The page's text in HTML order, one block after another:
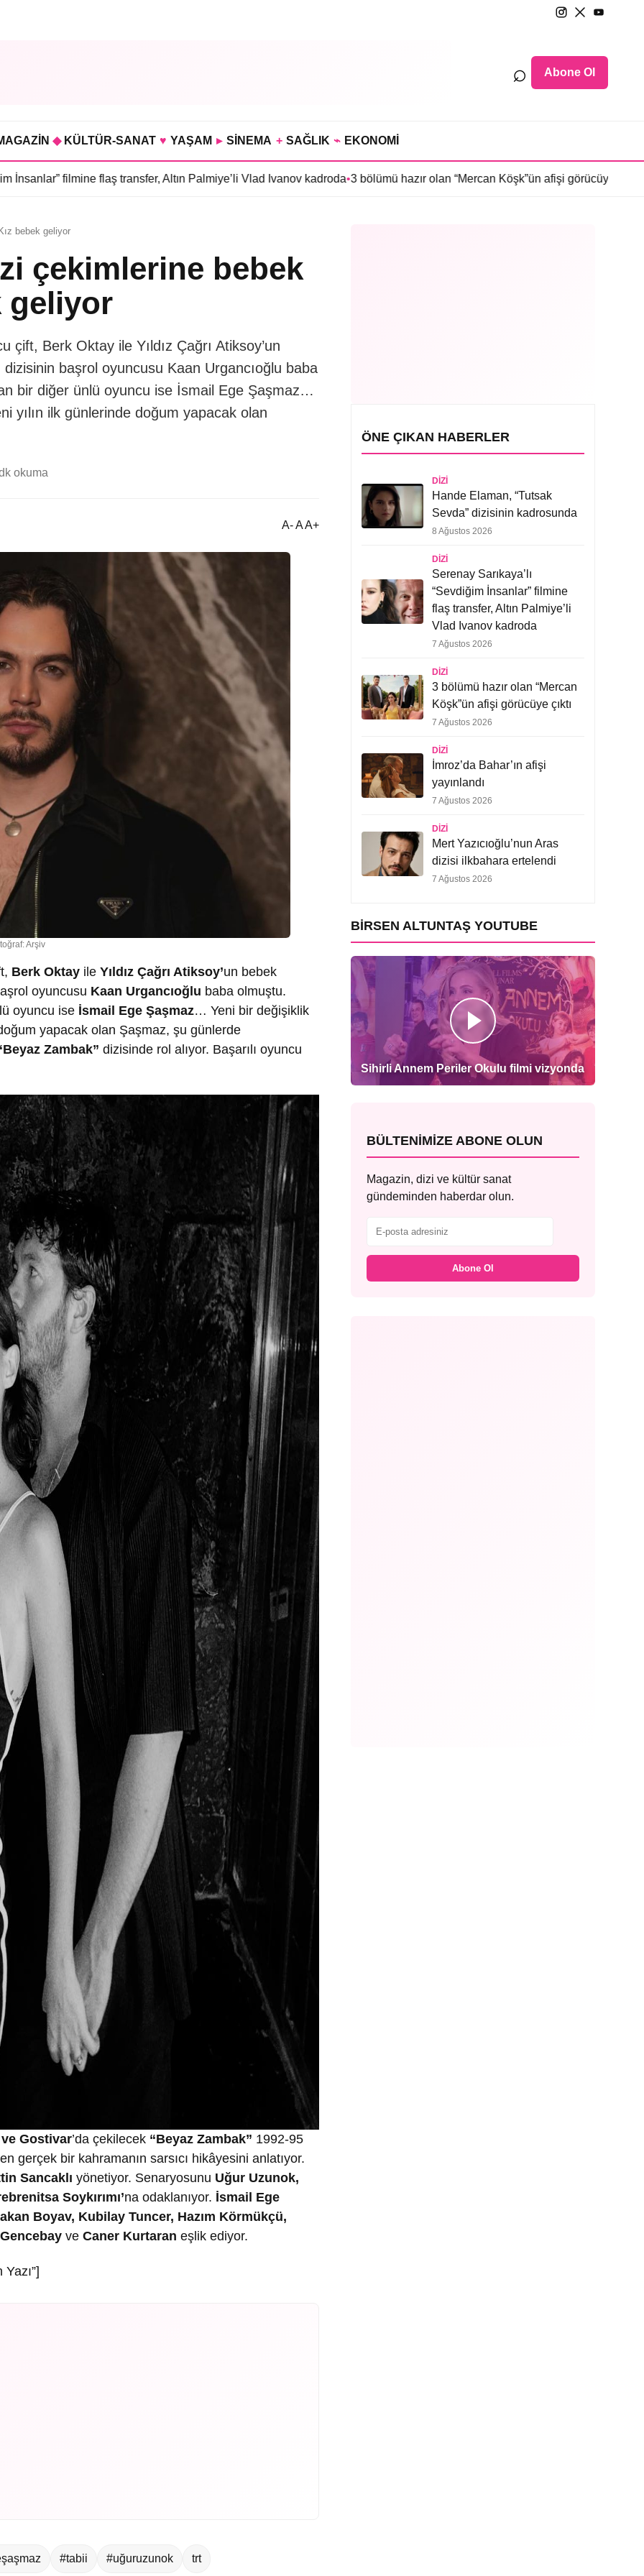
⌕ Abone Ol
◆ KÜLTÜR-SANAT ♥ YAŞAM ▸ SİNEMA + SAĞLIK ⌁ EKONOMİ
filmine flaş transfer, Altın Palmiye’li Vlad Ivanov kadroda•3 bölümü hazır olan “Mercan Köşk”ün afişi görücüye çıktı•İmroz’da
bebek geliyor
çekimlerine bebek
geliyor
Berk Oktay ile Yıldız Çağrı Atiksoy’un
dizisinin başrol oyuncusu Kaan Urgancıoğlu baba
bir diğer ünlü oyuncu ise İsmail Ege Şaşmaz…
yılın ilk günlerinde doğum yapacak olan
okuma
A- A A+
Arşiv
Berk Oktay ile Yıldız Çağrı Atiksoy’un bebek
oyuncusu Kaan Urgancıoğlu baba olmuştu.
oyuncu ise İsmail Ege Şaşmaz… Yeni bir değişiklik
yapacak olan Şaşmaz, şu günlerde
Zambak” dizisinde rol alıyor. Başarılı oyuncu
Gostivar’da çekilecek “Beyaz Zambak” 1992-95
gerçek bir kahramanın sarsıcı hikâyesini anlatıyor.
Sancaklı yönetiyor. Senaryosunu Uğur Uzunok,
Soykırımı’na odaklanıyor. İsmail Ege
Boyav, Kubilay Tuncer, Hazım Körmükçü,
ve Caner Kurtaran eşlik ediyor.
#tabii #uğuruzunok trt
ÖNE ÇIKAN HABERLER
DIZI
Hande Elaman, “Tutsak
Sevda” dizisinin kadrosunda
8 Ağustos 2026
DIZI
Serenay Sarıkaya’lı
“Sevdiğim İnsanlar” filmine
flaş transfer, Altın Palmiye’li
Vlad Ivanov kadroda
7 Ağustos 2026
DIZI
3 bölümü hazır olan “Mercan
Köşk”ün afişi görücüye çıktı
7 Ağustos 2026
DIZI
İmroz’da Bahar’ın afişi
yayınlandı
7 Ağustos 2026
DIZI
Mert Yazıcıoğlu’nun Aras
dizisi ilkbahara ertelendi
7 Ağustos 2026
BIRSEN ALTUNTAŞ YOUTUBE
Sihirli Annem Periler Okulu filmi vizyonda
BÜLTENIMIZE ABONE OLUN
Magazin, dizi ve kültür sanat
gündeminden haberdar olun.
Abone Ol